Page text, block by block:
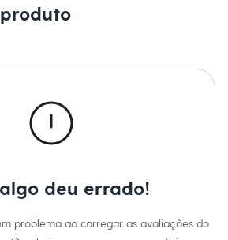
deu errado!
problema ao carregar as avaliações do